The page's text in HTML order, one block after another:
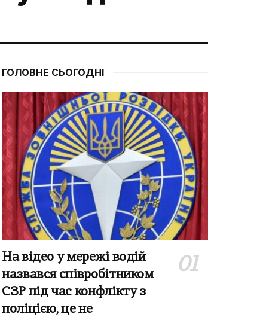
ГОЛОВНЕ СЬОГОДНІ
На відео у мережі водій
назвався співробітником
СЗР під час конфлікту з
поліцією, це не